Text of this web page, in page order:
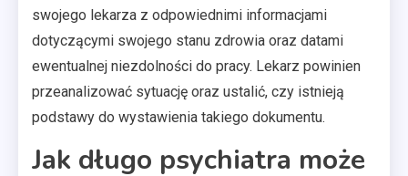
swojego lekarza z odpowiednimi informacjami
dotyczącymi swojego stanu zdrowia oraz datami
ewentualnej niezdolności do pracy. Lekarz powinien
przeanalizować sytuację oraz ustalić, czy istnieją
podstawy do wystawienia takiego dokumentu.
Jak długo psychiatra może